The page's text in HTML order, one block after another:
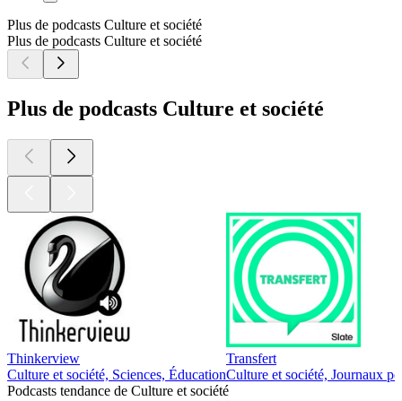
Plus de podcasts Culture et société
Plus de podcasts Culture et société
Plus de podcasts Culture et société
Thinkerview
Culture et société, Sciences, Éducation
Transfert
Culture et société, Journaux
Podcasts tendance de Culture et société